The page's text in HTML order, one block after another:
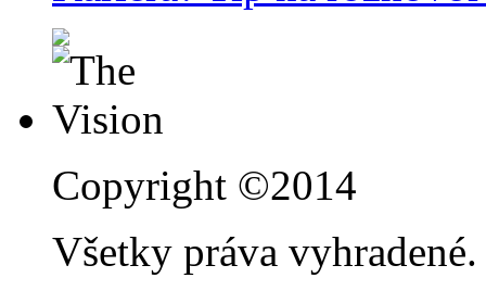
Copyright ©2014
Všetky práva vyhradené.